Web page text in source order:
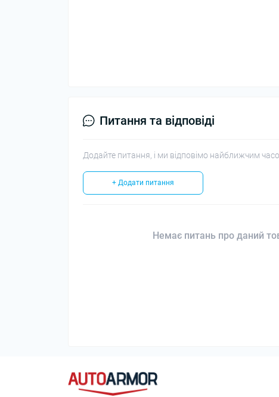
Питання та відповіді
Додайте питання, і ми відповімо найближчим
+ Додати питання
Немає питань про даний